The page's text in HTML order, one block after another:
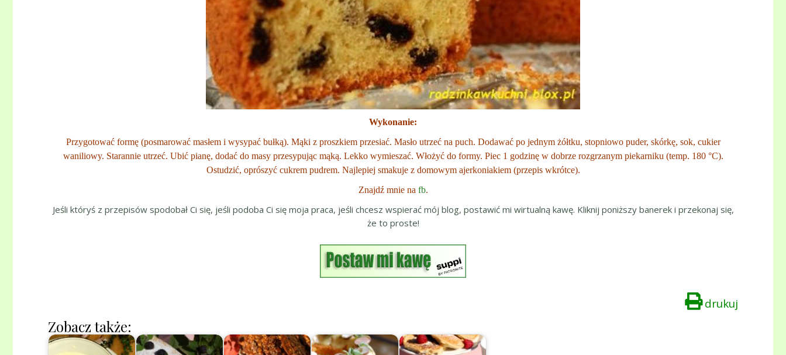
Wykonanie:
Przygotować formę (posmarować masłem i wysypać bułką). Mąki z proszkiem przesiać. Masło utrzeć na puch. Dodawać po jednym żółtku, stopniowo puder, skórkę, sok, cukier
waniliowy. Starannie utrzeć. Ubić pianę, dodać do masy przesypując mąką. Lekko wymieszać. Włożyć do formy. Piec 1 godzinę w dobrze rozgrzanym piekarniku (temp. 180 °C).
Ostudzić, oprószyć cukrem pudrem. Najlepiej smakuje z domowym ajerkoniakiem (przepis wkrótce).
Znajdź mnie na fb.
Jeśli któryś z przepisów spodobał Ci się, jeśli podoba Ci się moja praca, jeśli chcesz wspierać mój blog, postawić mi wirtualną kawę. Kliknij poniższy banerek i przekonaj się,
że to proste!
drukuj
Zobacz także: